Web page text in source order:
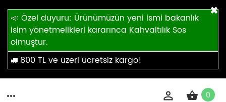
×
📣 Özel duyuru: Ürünümüzün yeni ismi bakanlık
isim yönetmelikleri kararınca Kahvaltılık Sos
olmuştur.
800 TL ve üzeri ücretsiz kargo!
0